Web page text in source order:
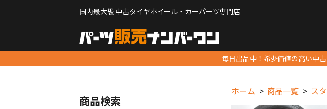
国内最大級 中古タイヤホイール・カーパーツ専門店
毎日出品中！希少価値の高い中
ホーム 商品一覧 ス
商品検索